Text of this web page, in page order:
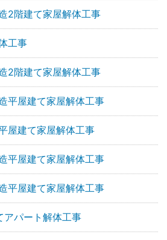
2階建て家屋解体工事
工事
2階建て家屋解体工事
平屋建て家屋解体工事
屋建て家屋解体工事
平屋建て家屋解体工事
平屋建て家屋解体工事
アパート解体工事